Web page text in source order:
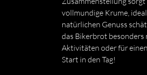
vollmundige Krume,
natürlichen Genuss
das Bikerbrot besonders
Aktivitäten oder für
Start in den Tag!